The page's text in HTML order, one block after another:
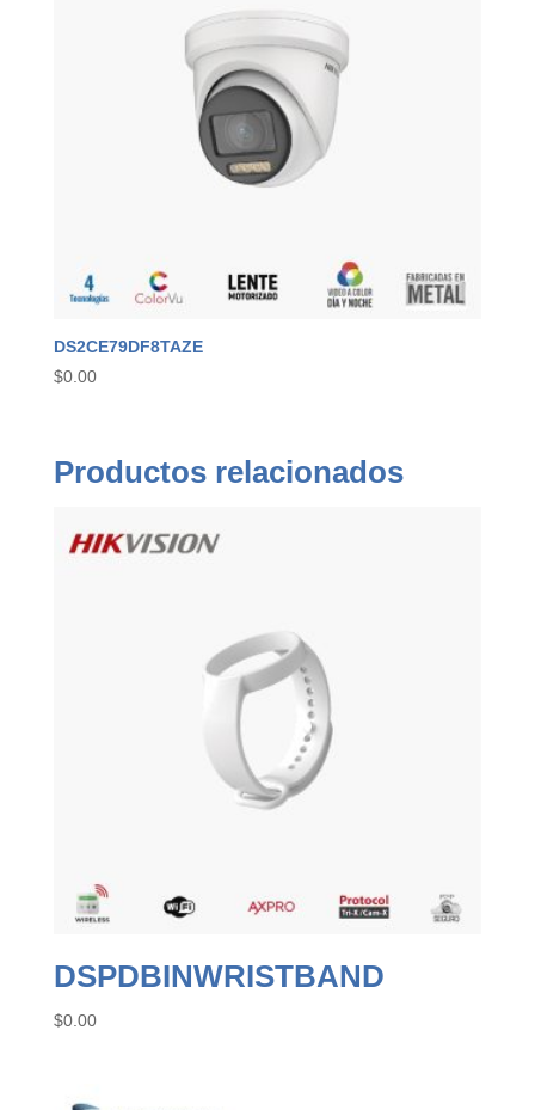
DS2CE79DF8TAZE
$0.00
Productos relacionados
DSPDBINWRISTBAND
$0.00